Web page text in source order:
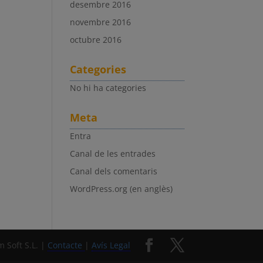
desembre 2016
novembre 2016
octubre 2016
Categories
No hi ha categories
Meta
Entra
Canal de les entrades
Canal dels comentaris
WordPress.org (en anglès)
Soft S.L. | Contacte | Avís Legal